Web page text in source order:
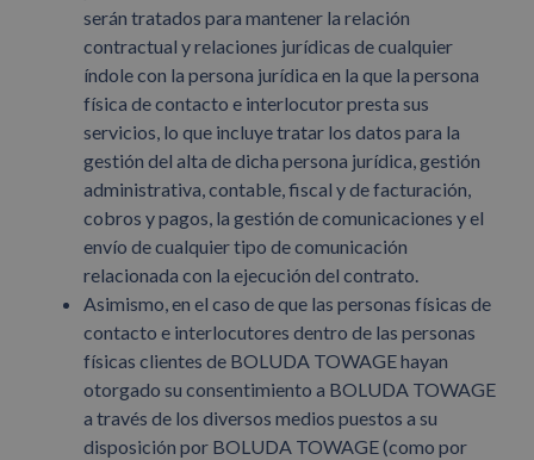
serán tratados para mantener la relación
contractual y relaciones jurídicas de cualquier
índole con la persona jurídica en la que la persona
física de contacto e interlocutor presta sus
servicios, lo que incluye tratar los datos para la
gestión del alta de dicha persona jurídica, gestión
administrativa, contable, fiscal y de facturación,
cobros y pagos, la gestión de comunicaciones y el
envío de cualquier tipo de comunicación
relacionada con la ejecución del contrato.
Asimismo, en el caso de que las personas físicas de
contacto e interlocutores dentro de las personas
físicas clientes de BOLUDA TOWAGE hayan
otorgado su consentimiento a BOLUDA TOWAGE
a través de los diversos medios puestos a su
disposición por BOLUDA TOWAGE (como por